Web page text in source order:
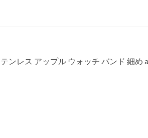
レス アップル ウォッチ バンド 細め